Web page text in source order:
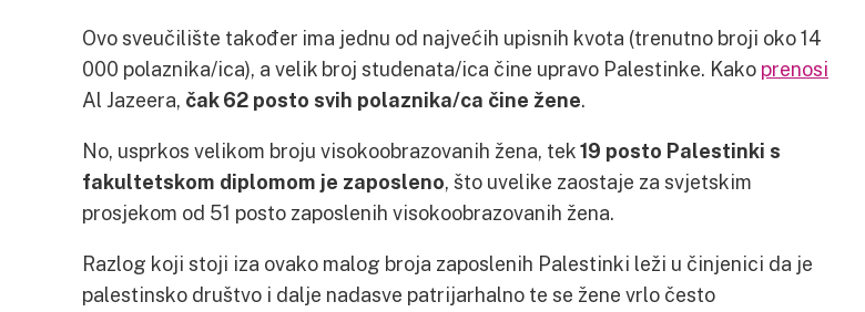
Ovo sveučilište također ima jednu od najvećih upisnih kvota (trenutno broji oko 14
000 polaznika/ica), a velik broj studenata/ica čine upravo Palestinke. Kako prenosi
Al Jazeera, čak 62 posto svih polaznika/ca čine žene.
No, usprkos velikom broju visokoobrazovanih žena, tek19 posto Palestinki s
fakultetskom diplomom je zaposleno, što uvelike zaostaje za svjetskim
prosjekom od 51 posto zaposlenih visokoobrazovanih žena.
Razlog koji stoji iza ovako malog broja zaposlenih Palestinki leži u činjenici da je
palestinsko društvo i dalje nadasve patrijarhalno te se žene vrlo često